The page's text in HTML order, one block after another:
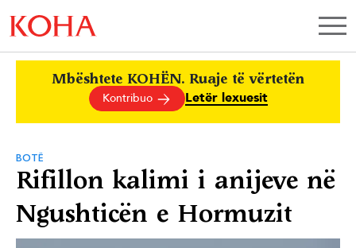
Mbështete KOHËN. Ruaje të vërtetën
Kontribuo Letër lexuesit
BOTË
Rifillon kalimi i anijeve në
Ngushticën e Hormuzit